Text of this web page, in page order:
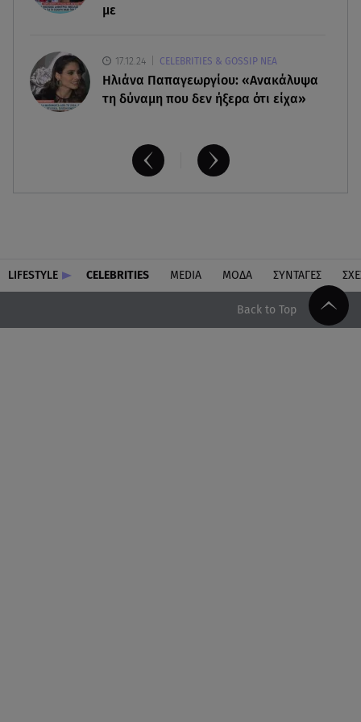
με
17.12.24 CELEBRITIES & GOSSIP ΝΕΑ
Ηλιάνα Παπαγεωργίου: «Ανακάλυψα
τη δύναμη που δεν ήξερα ότι είχα»
LIFESTYLE CELEBRITIES MEDIA ΜΟΔΑ ΣΥΝΤΑΓΕΣ
Back to Top